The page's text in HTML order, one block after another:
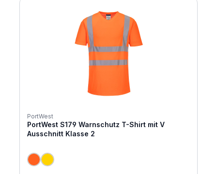
PortWest
PortWest S179 Warnschutz T-Shirt mit V
Ausschnitt Klasse 2